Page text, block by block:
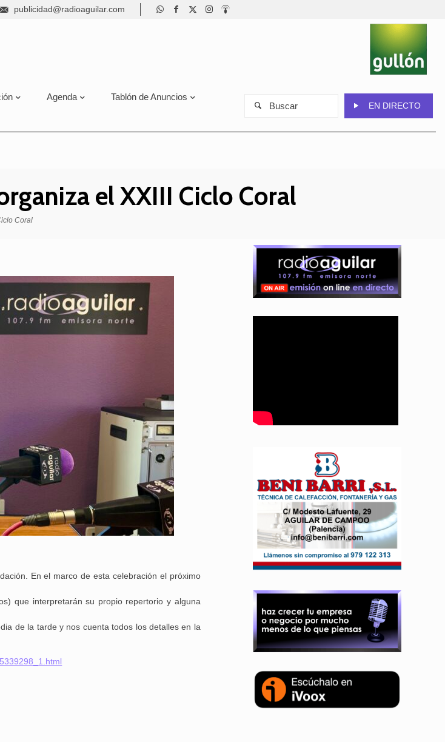
publicidad@radioaguilar.com
Agenda Tablón de Anuncios
EN DIRECTO
el XXIII Ciclo Coral
Coral
En el marco de esta celebración el próximo
que interpretarán su propio repertorio y alguna
de la tarde y nos cuenta todos los detalles en la